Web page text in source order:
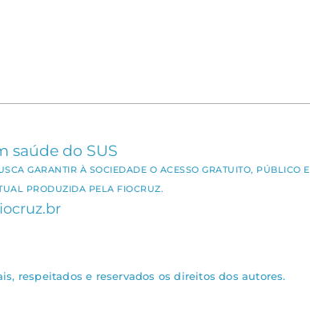
saúde do SUS
GARANTIR À SOCIEDADE O ACESSO GRATUITO, PÚBLICO E
PRODUZIDA PELA FIOCRUZ.
respeitados e reservados os direitos dos autores.